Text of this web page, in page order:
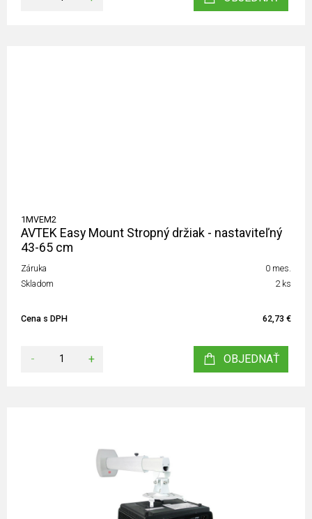
1MVEM2
AVTEK Easy Mount Stropný držiak - nastaviteľný
43-65 cm
Záruka
0 mes.
Skladom
2 ks
Cena s DPH 62,73 €
- + OBJEDNAŤ